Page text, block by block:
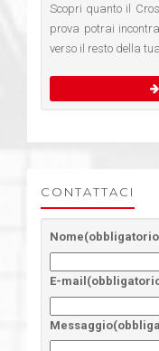
Scopri quanto il
prova potrai
verso il resto della
CONTATTACI
Nome
E-mail
Messaggio